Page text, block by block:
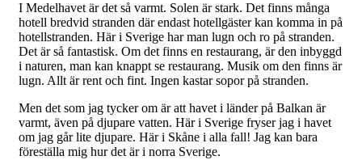
I Medelhavet är det så varmt. Solen är stark. Det finns många
hotell bredvid stranden där endast hotellgäster kan komma in på
hotellstranden. Här i Sverige har man lugn och ro på stranden.
Det är så fantastisk. Om det finns en restaurang, är den inbyggd
i naturen, man kan knappt se restaurang. Musik om den finns är
lugn. Allt är rent och fint. Ingen kastar sopor på stranden.
Men det som jag tycker om är att havet i länder på Balkan är
varmt, även på djupare vatten. Här i Sverige fryser jag i havet
om jag går lite djupare. Här i Skåne i alla fall! Jag kan bara
föreställa mig hur det är i norra Sverige.